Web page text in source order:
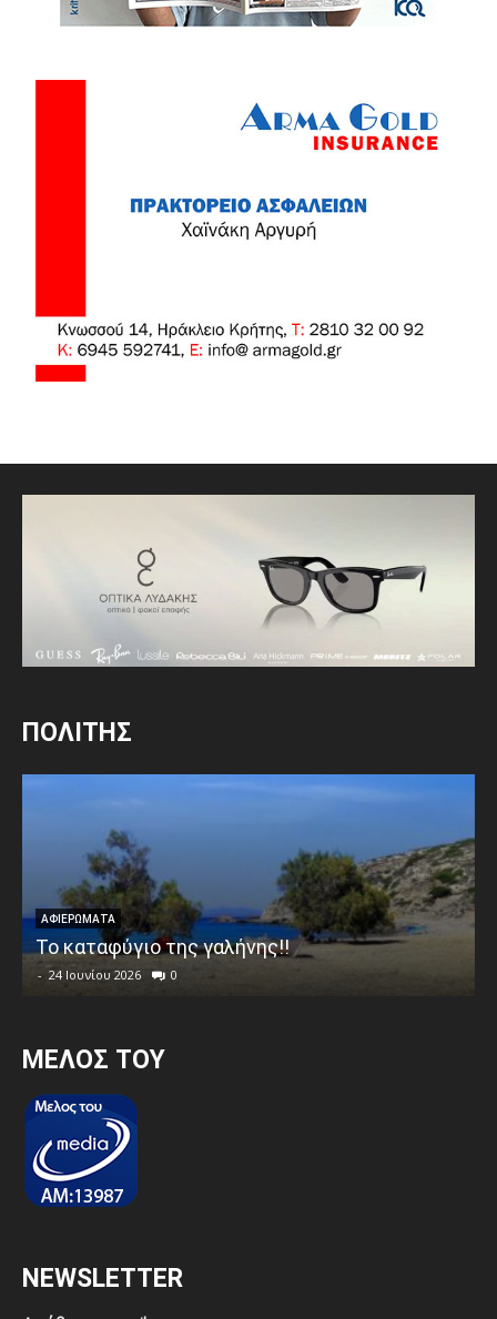
ΠΟΛΙΤΗΣ
ΑΦΙΕΡΩΜΑΤΑ
Το καταφύγιο της γαλήνης!!
- 24 Ιουνίου 2026 0
MEΛΟΣ ΤΟΥ
NEWSLETTER